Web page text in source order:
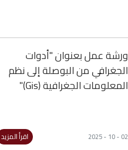
ورشة عمل بعنوان "أدوات
الجغرافي من البوصلة إلى نظم
المعلومات الجغرافية (Gis)"
02 - 10 - 2025 اقرأ المزيد